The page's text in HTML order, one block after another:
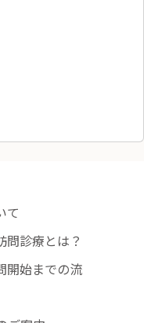
て
問診療とは？
開始までの流